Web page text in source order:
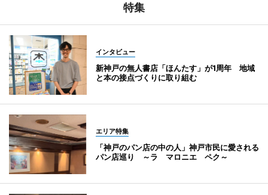
特集
インタビュー
新神戸の無人書店「ほんたす」が1周年 地域
と本の接点づくりに取り組む
エリア特集
「神戸のパン店の中の人」神戸市民に愛される
パン店巡り ～ラ マロニエ ペク～